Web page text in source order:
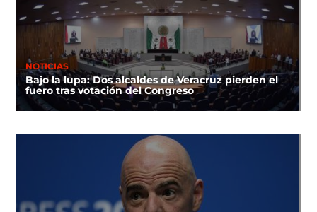
NOTICIAS
Bajo la lupa: Dos alcaldes de Veracruz pierden el
fuero tras votación del Congreso